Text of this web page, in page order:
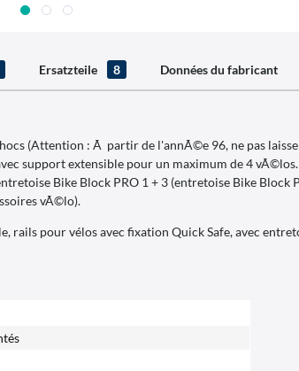
Ersatzteile 8 Données du fabricant
(Attention : Ã partir de l'annÃ©e 96, ne pas
support extensible pour un maximum de 4
Bike Block PRO 1 + 3 (entretoise Bike
vÃ©lo).
rails pour vélos avec fixation Quick Safe, avec